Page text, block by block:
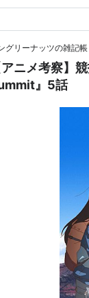
ニメ『ヤマノス
グリーナッツの雑記帳
アニメ考察】
』5話